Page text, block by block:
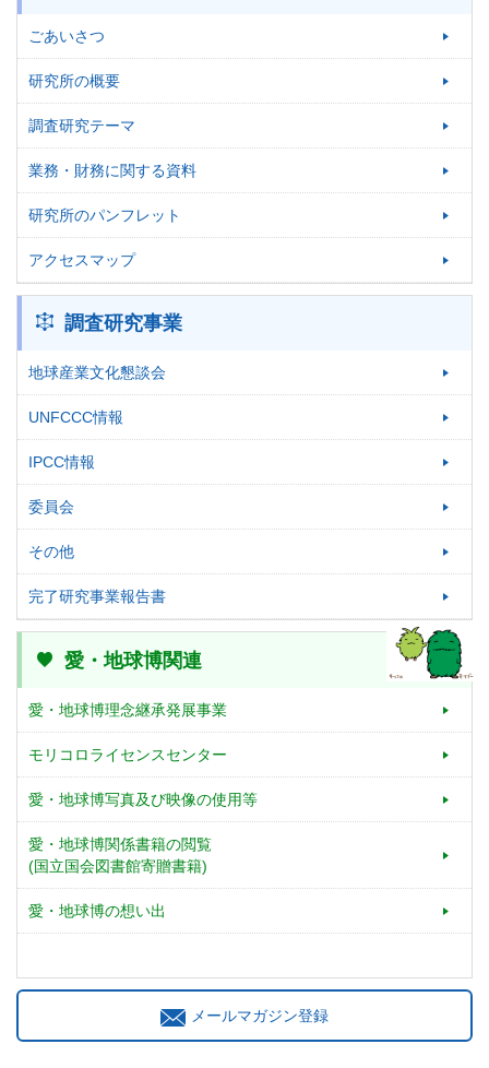
ごあいさつ
研究所の概要
調査研究テーマ
業務・財務に関する資料
研究所のパンフレット
アクセスマップ
調査研究事業
地球産業文化懇談会
UNFCCC情報
IPCC情報
委員会
その他
完了研究事業報告書
愛・地球博関連
愛・地球博理念継承発展事業
モリコロライセンスセンター
愛・地球博写真及び映像の使用等
愛・地球博関係書籍の閲覧
(国立国会図書館寄贈書籍)
愛・地球博の想い出
メールマガジン登録